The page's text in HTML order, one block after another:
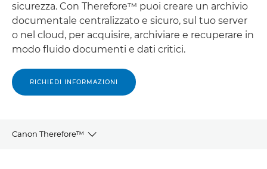
sicurezza. Con Therefore™ puoi creare un archivio
documentale centralizzato e sicuro, sul tuo server
o nel cloud, per acquisire, archiviare e recuperare in
modo fluido documenti e dati critici.
RICHIEDI INFORMAZIONI
Canon Therefore™